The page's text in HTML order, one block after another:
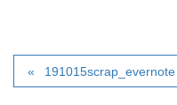
191015scrap_evernote